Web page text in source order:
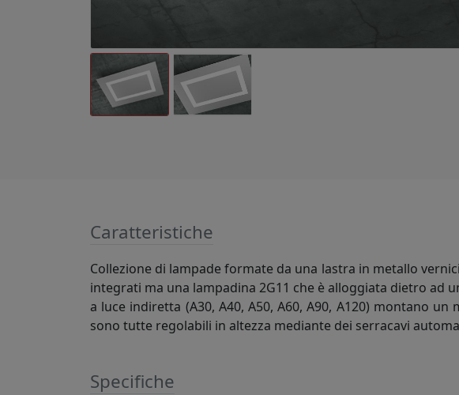
Caratteristiche
Collezione di lampade formate da una lastra in metallo
integrati ma una lampadina 2G11 che è alloggiata dietro ad
a luce indiretta (A30, A40, A50, A60, A90, A120) montano
sono tutte regolabili in altezza mediante dei serracavi
Specifiche